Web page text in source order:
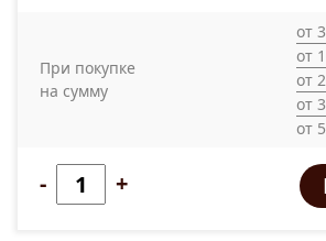
При покупке
на сумму
от
от
от
от
от
- +